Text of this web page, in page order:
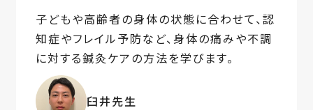
子どもや高齢者の身体の状態に合わせて、認
知症やフレイル予防など、身体の痛みや不調
に対する鍼灸ケアの方法を学びます。
臼井先生